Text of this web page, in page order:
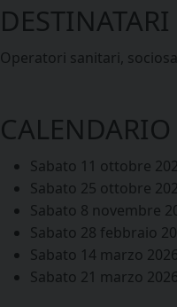
Operatori sanitari,
Sabato 11 ottobre
Sabato 25 ottobre
Sabato 8 novembre
Sabato 28 febbraio
Sabato 14 marzo
Sabato 21 marzo